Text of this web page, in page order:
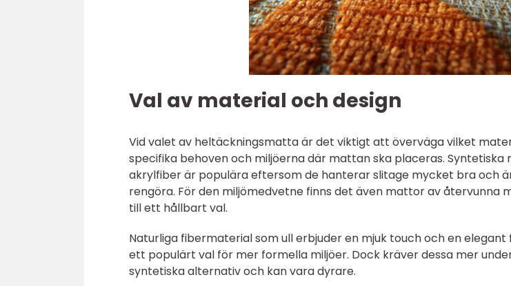
Val av material och design
Vid valet av heltäckningsmatta är det viktigt att överväga vilket
specifika behoven och miljöerna där mattan ska placeras. Syntetiska
akrylfiber är populära eftersom de hanterar slitage mycket bra och
rengöra. För den miljömedvetne finns det även mattor av återvunna
till ett hållbart val.
Naturliga fibermaterial som ull erbjuder en mjuk touch och en elegant
ett populärt val för mer formella miljöer. Dock kräver dessa mer
syntetiska alternativ och kan vara dyrare.